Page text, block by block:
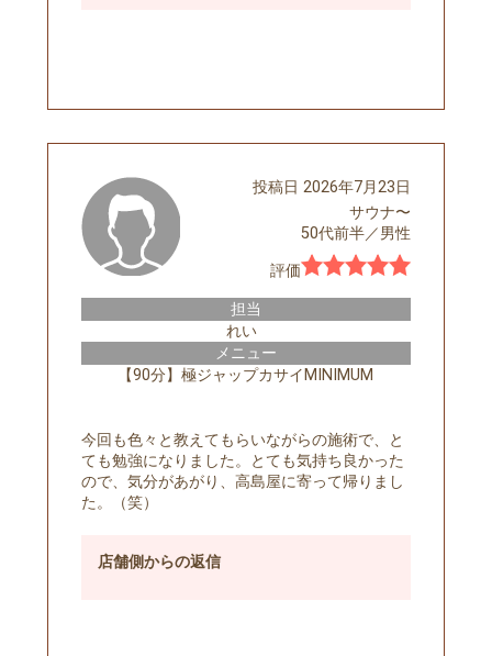
サウナ〜
50代前半／男性
投稿日2026年7月23日
評価
担当
れい
メニュー
【90分】極ジャップカサイMINIMUM
今回も色々と教えてもらいながらの施術で、と
ても勉強になりました。とても気持ち良かった
ので、気分があがり、高島屋に寄って帰りまし
た。（笑）
店舗側からの返信